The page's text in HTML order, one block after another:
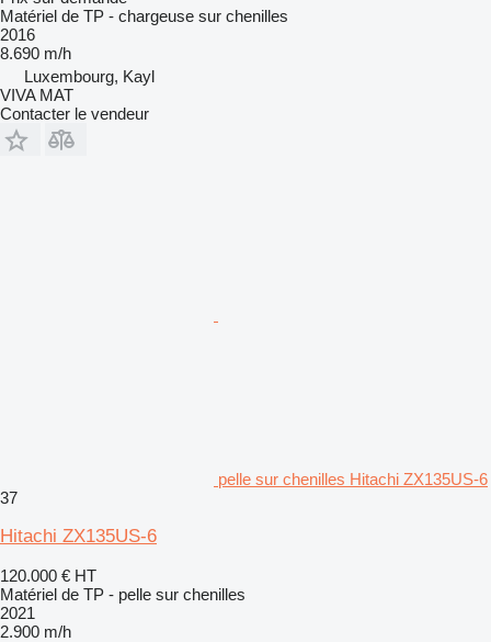
Matériel de TP - chargeuse sur chenilles
2016
8.690 m/h
Luxembourg, Kayl
VIVA MAT
Contacter le vendeur
pelle sur chenilles Hitachi ZX135US-6
37
Hitachi ZX135US-6
120.000 € HT
Matériel de TP - pelle sur chenilles
2021
2.900 m/h